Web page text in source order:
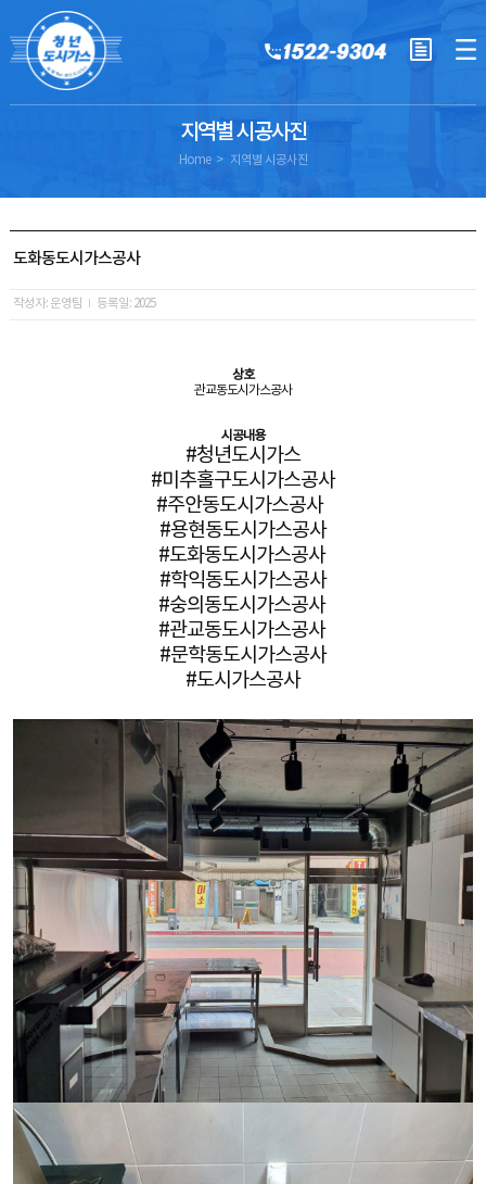
지역별 시공사진
Home 지역별 시공사진
도화동도시가스공사
작성자: 운영팀 등록일: 2025
상호
관교동도시가스공사
시공내용
#청년도시가스
#미추홀구도시가스공사
#주안동도시가스공사
#용현동도시가스공사
#도화동도시가스공사
#학익동도시가스공사
#숭의동도시가스공사
#관교동도시가스공사
#문학동도시가스공사
#도시가스공사